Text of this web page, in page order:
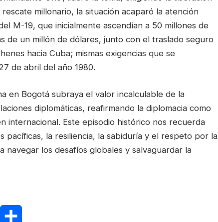
millonario, la situación acaparó la atención
M-19, que inicialmente ascendían a 50 millones de
de un millón de dólares, junto con el traslado seguro
hacia Cuba; mismas exigencias que se
de abril del año 1980.
en Bogotá subraya el valor incalculable de la
diplomáticas, reafirmando la diplomacia como
internacional. Este episodio histórico nos recuerda
pacíficas, la resiliencia, la sabiduría y el respeto por la
navegar los desafíos globales y salvaguardar la
Copy